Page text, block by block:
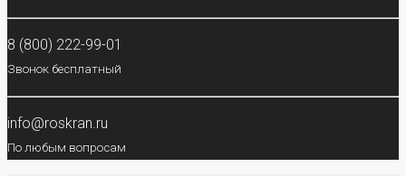
8 (800) 222-99-01
Звонок бесплатный
info@roskran.ru
По любым вопросам